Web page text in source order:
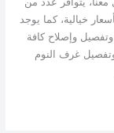
خيالية، كما يوجد
وإصلاح كافة
وتفصيل غرف النوم